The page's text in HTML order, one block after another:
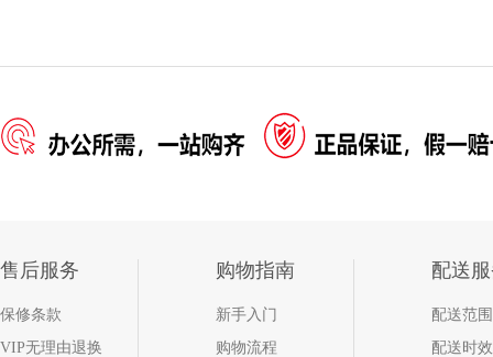
售后服务
保修条款
VIP无理由退换
购物指南
新手入门
购物流程
配送
配送范围
配送时效